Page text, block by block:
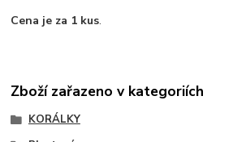
Cena je za 1 kus.
Zboží zařazeno v kategoriích
KORÁLKY